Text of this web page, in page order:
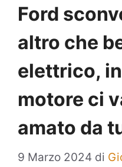
Ford
altro che
elettrico,
motore ci
amato da
9 Marzo 2024 di